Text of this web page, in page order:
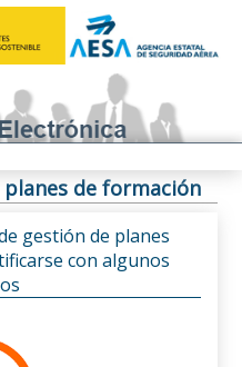
de formación
gestión de planes
con algunos